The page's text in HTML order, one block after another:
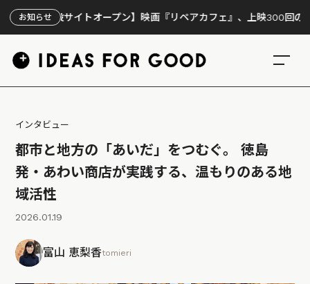
お知らせ
イトオープン】映画『リペアカフェ』、上映300回の先で見えてきた
インタビュー
都市と地方の「あいだ」をつむぐ。 徳島
発・あわい商店が実践する、温もりのある地
域活性
2026.01.19
富山 恵梨香tomieri